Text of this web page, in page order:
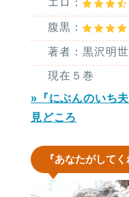
エロ：
腹黒：
著者：黒沢明
現在５巻
»『にぶんのいち
見どころ
『あなたがしてく